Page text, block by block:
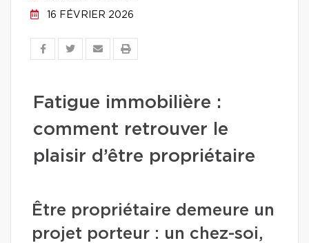
16 FÉVRIER 2026
Fatigue immobilière :
comment retrouver le
plaisir d’être propriétaire
Être propriétaire demeure un
projet porteur : un chez-soi,